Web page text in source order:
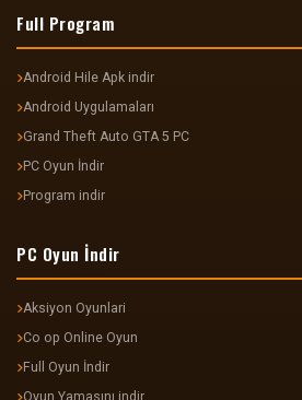
Full Program
Android Hile Apk indir
Android Uygulamaları
Grand Theft Auto GTA 5 PC
PC Oyun İndir
Program indir
PC Oyun İndir
Aksiyon Oyunlari
Co op Online Oyun
Full Oyun İndir